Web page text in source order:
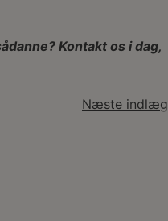
Kontakt os i dag,
Næste indlæg